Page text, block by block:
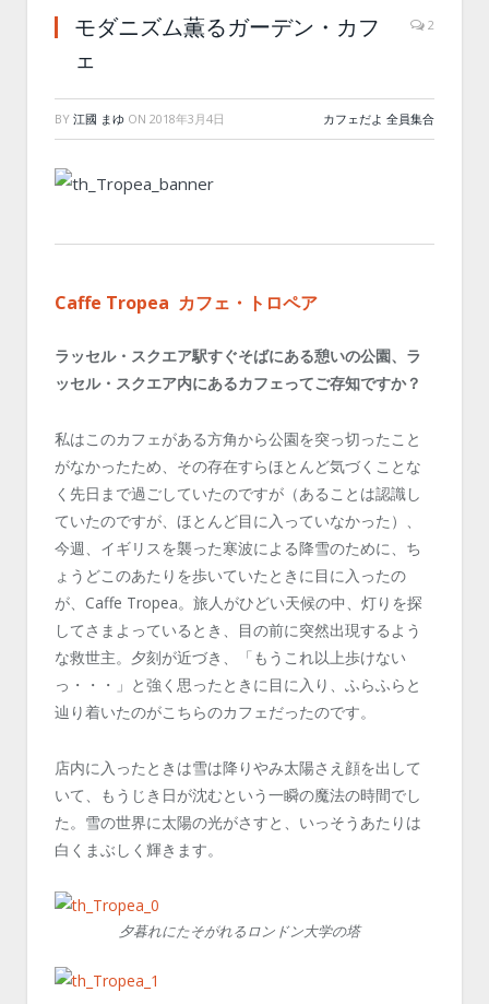
モダニズム薫るガーデン・カフ
ェ
2
BY 江國 まゆ ON 2018年3月4日 カフェだよ 全員集合
Caffe Tropea カフェ・トロペア
ラッセル・スクエア駅すぐそばにある憩いの公園、ラ
ッセル・スクエア内にあるカフェってご存知ですか？
私はこのカフェがある方角から公園を突っ切ったこと
がなかったため、その存在すらほとんど気づくことな
く先日まで過ごしていたのですが（あることは認識し
ていたのですが、ほとんど目に入っていなかった）、
今週、イギリスを襲った寒波による降雪のために、ち
ょうどこのあたりを歩いていたときに目に入ったの
が、Caffe Tropea。旅人がひどい天候の中、灯りを探
してさまよっているとき、目の前に突然出現するよう
な救世主。夕刻が近づき、「もうこれ以上歩けない
っ・・・」と強く思ったときに目に入り、ふらふらと
辿り着いたのがこちらのカフェだったのです。
店内に入ったときは雪は降りやみ太陽さえ顔を出して
いて、もうじき日が沈むという一瞬の魔法の時間でし
た。雪の世界に太陽の光がさすと、いっそうあたりは
白くまぶしく輝きます。
夕暮れにたそがれるロンドン大学の塔